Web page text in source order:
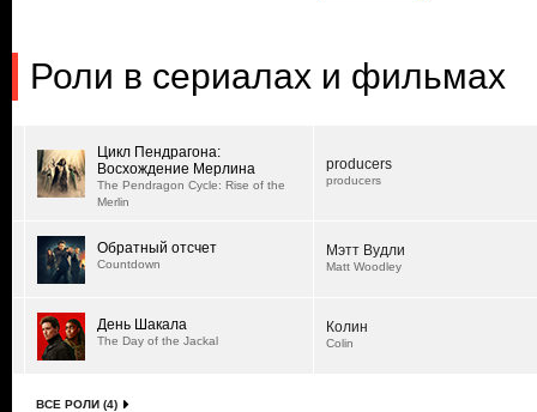
Роли в сериалах и фильмах
Цикл Пендрагона:
Восхождение Мерлина
The Pendragon Cycle: Rise of the
Merlin
producers
producers
Обратный отсчет
Countdown
Мэтт Вудли
Matt Woodley
День Шакала
The Day of the Jackal
Колин
Colin
ВСЕ РОЛИ (4)